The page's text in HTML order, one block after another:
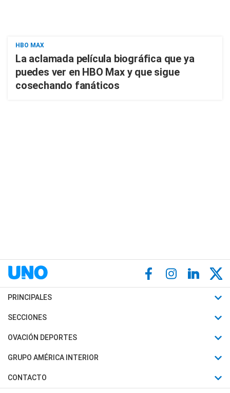
HBO MAX
La aclamada película biográfica que ya
puedes ver en HBO Max y que sigue
cosechando fanáticos
PRINCIPALES
Últimas Noticias
Política
Judiciales
SECCIONES
Horóscopo
Motores
Trucos caseros
OVACIÓN DEPORTES
Fútbol
Mundial
Automovilismo
GRUPO AMÉRICA INTERIOR
Canal 7 en Vivo
CONTACTO